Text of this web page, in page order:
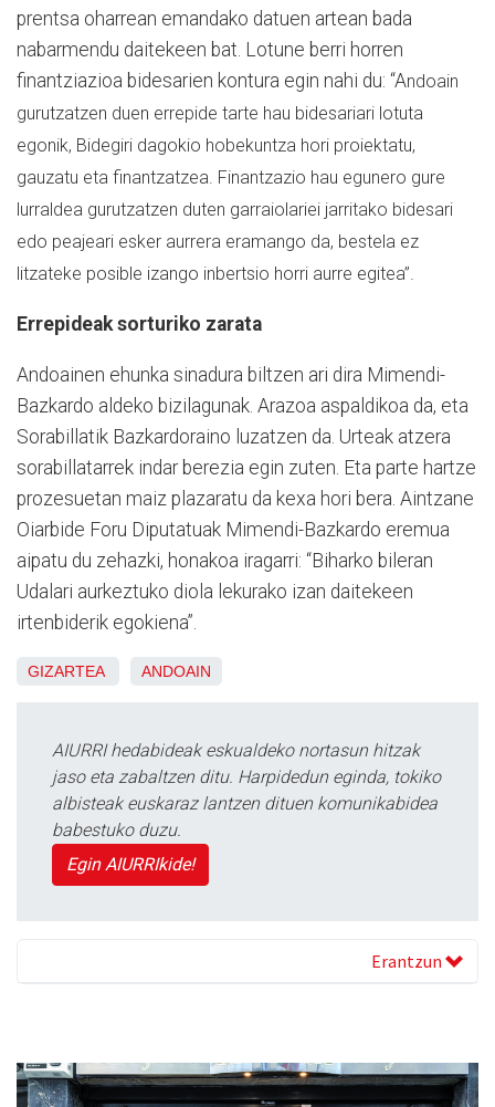
prentsa oharrean emandako datuen artean bada
nabarmendu daitekeen bat. Lotune berri horren
finantziazioa bidesarien kontura egin nahi du: “Andoain
gurutzatzen duen errepide tarte hau bidesariari lotuta
egonik, Bidegiri dagokio hobekuntza hori proiektatu,
gauzatu eta finantzatzea. Finantzazio hau egunero gure
lurraldea gurutzatzen duten garraiolariei jarritako bidesari
edo peajeari esker aurrera eramango da, bestela ez
litzateke posible izango inbertsio horri aurre egitea”.
Errepideak sorturiko zarata
Andoainen ehunka sinadura biltzen ari dira Mimendi-
Bazkardo aldeko bizilagunak. Arazoa aspaldikoa da, eta
Sorabillatik Bazkardoraino luzatzen da. Urteak atzera
sorabillatarrek indar berezia egin zuten. Eta parte hartze
prozesuetan maiz plazaratu da kexa hori bera. Aintzane
Oiarbide Foru Diputatuak Mimendi-Bazkardo eremua
aipatu du zehazki, honakoa iragarri: “Biharko bileran
Udalari aurkeztuko diola lekurako izan daitekeen
irtenbiderik egokiena”.
GIZARTEA ANDOAIN
AIURRI hedabideak eskualdeko nortasun hitzak
jaso eta zabaltzen ditu. Harpidedun eginda, tokiko
albisteak euskaraz lantzen dituen komunikabidea
babestuko duzu.
Egin AIURRIkide!
Erantzun